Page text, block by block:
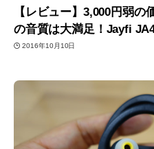
【レビュー】3,000円弱の
の音質は大満足！Jayfi
2016年10月10日